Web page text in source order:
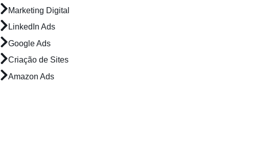
Marketing Digital
LinkedIn Ads
Google Ads
Criação de Sites
Amazon Ads